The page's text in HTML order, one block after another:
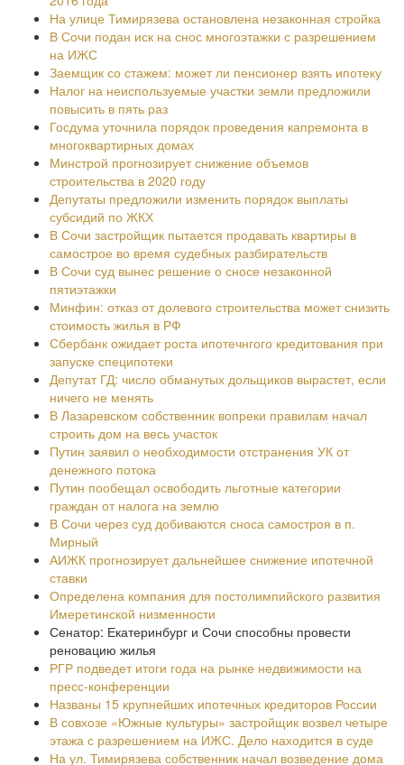
На улице Тимирязева остановлена незаконная стройка
В Сочи подан иск на снос многоэтажки с разрешением
на ИЖС
Заемщик со стажем: может ли пенсионер взять ипотеку
Налог на неиспользуемые участки земли предложили
повысить в пять раз
Госдума уточнила порядок проведения капремонта в
многоквартирных домах
Минстрой прогнозирует снижение объемов
строительства в 2020 году
Депутаты предложили изменить порядок выплаты
субсидий по ЖКХ
В Сочи застройщик пытается продавать квартиры в
самострое во время судебных разбирательств
В Сочи суд вынес решение о сносе незаконной
пятиэтажки
Минфин: отказ от долевого строительства может снизить
стоимость жилья в РФ
Сбербанк ожидает роста ипотечнгого кредитования при
запуске специпотеки
Депутат ГД: число обманутых дольщиков вырастет, если
ничего не менять
В Лазаревском собственник вопреки правилам начал
строить дом на весь участок
Путин заявил о необходимости отстранения УК от
денежного потока
Путин пообещал освободить льготные категории
граждан от налога на землю
В Сочи через суд добиваются сноса самостроя в п.
Мирный
АИЖК прогнозирует дальнейшее снижение ипотечной
ставки
Определена компания для постолимпийского развития
Имеретинской низменности
Сенатор: Екатеринбург и Сочи способны провести
реновацию жилья
РГР подведет итоги года на рынке недвижимости на
пресс-конференции
Названы 15 крупнейших ипотечных кредиторов России
В совхозе «Южные культуры» застройщик возвел четыре
этажа с разрешением на ИЖС. Дело находится в суде
На ул. Тимирязева собственник начал возведение дома